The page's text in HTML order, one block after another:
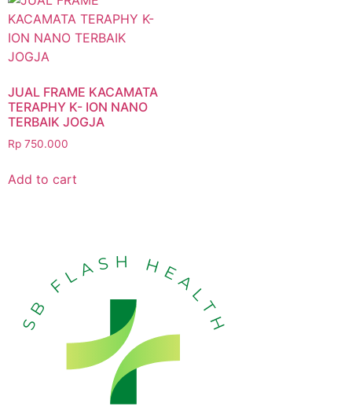
JUAL FRAME KACAMATA
TERAPHY K- ION NANO
TERBAIK JOGJA
Rp 750.000
Add to cart